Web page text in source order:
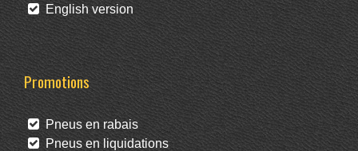
English version
Promotions
Pneus en rabais
Pneus en liquidations